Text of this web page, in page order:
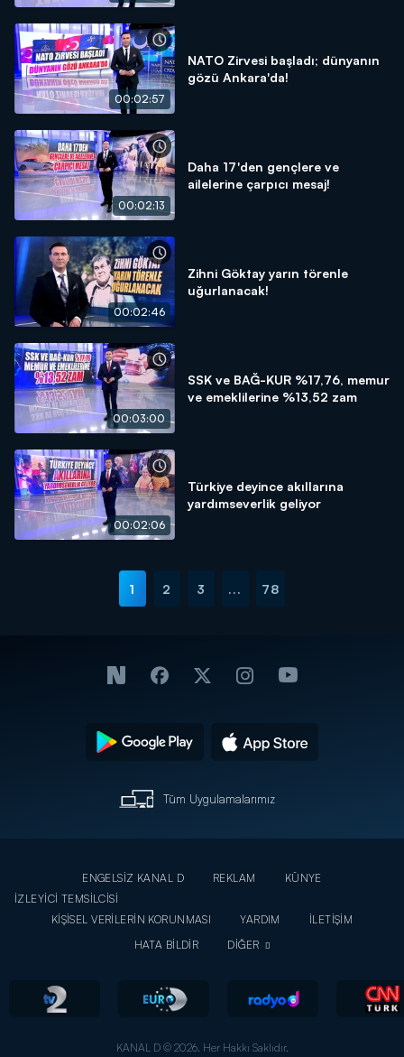
00:02:57
NATO Zirvesi başladı; dünyanın
gözü Ankara'da!
00:02:13
Daha 17'den gençlere ve
ailelerine çarpıcı mesaj!
00:02:46
Zihni Göktay yarın törenle
uğurlanacak!
00:03:00
SSK ve BAĞ-KUR %17,76, memur
ve emeklilerine %13,52 zam
00:02:06
Türkiye deyince akıllarına
yardımseverlik geliyor
1 2 3 ... 78
Tüm Uygulamalarımız
ENGELSİZ KANAL D REKLAM
KÜNYE
İZLEYİCİ TEMSİLCİSİ
KİŞİSEL VERİLERİN KORUNMASI
YARDIM
İLETİŞİM
HATA BİLDİR
DİĞER
KANAL D © 2026. Her Hakkı Saklıdır.